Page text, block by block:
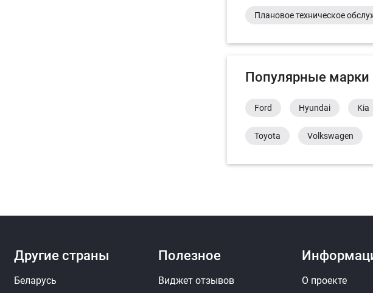
Плановое техническое
Популярные марки
Ford Hyundai Kia
Toyota Volkswagen
Другие страны
Беларусь
Полезное
Виджет отзывов
О проекте